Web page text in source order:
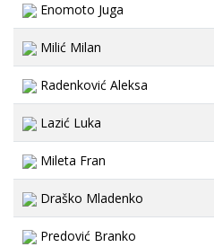
Enomoto Juga
Milić Milan
Radenković Aleksa
Lazić Luka
Mileta Fran
Draško Mladenko
Predović Branko